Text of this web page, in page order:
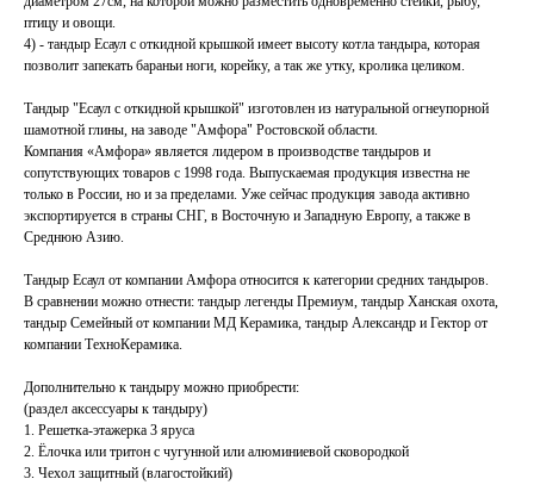
птицу и овощи.
4) - тандыр Есаул с откидной крышкой имеет высоту котла тандыра, которая
позволит запекать бараньи ноги, корейку, а так же утку, кролика целиком.
Тандыр "Есаул с откидной крышкой" изготовлен из натуральной огнеупорной
шамотной глины, на заводе "Амфора" Ростовской области.
Компания «Амфора» является лидером в производстве тандыров и
сопутствующих товаров с 1998 года. Выпускаемая продукция известна не
только в России, но и за пределами. Уже сейчас продукция завода активно
экспортируется в страны СНГ, в Восточную и Западную Европу, а также в
Среднюю Азию.
Тандыр Есаул от компании Амфора относится к категории средних тандыров.
В сравнении можно отнести: тандыр легенды Премиум, тандыр Ханская охота,
тандыр Семейный от компании МД Керамика, тандыр Александр и Гектор от
компании ТехноКерамика.
Дополнительно к тандыру можно приобрести:
(раздел аксессуары к тандыру)
1. Решетка-этажерка 3 яруса
2. Ёлочка или тритон с чугунной или алюминиевой сковородкой
3. Чехол защитный (влагостойкий)